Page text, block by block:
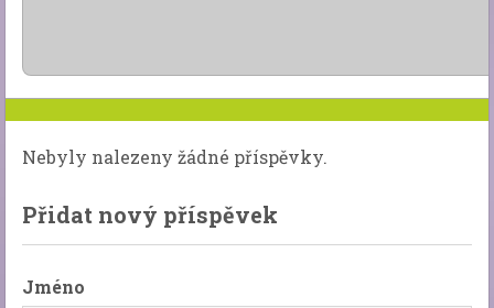
Nebyly nalezeny žádné příspěvky.
Přidat nový příspěvek
Jméno